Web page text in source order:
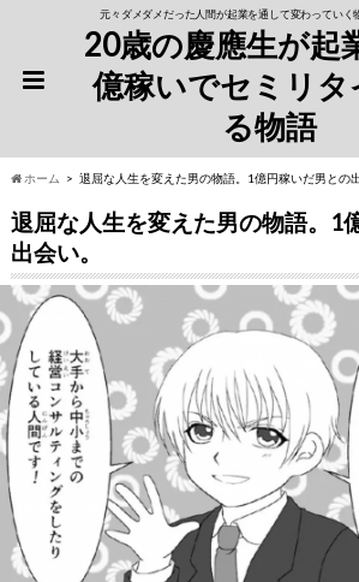
元々ダメダメだった人間が起業を通して変わっていく
20歳の慶應生が起
億稼いでセミリタ
る物語
ホーム 退屈な人生を変えた男の物語。1億円稼いだ男との出
退屈な人生を変えた男の物語。1
出会い。